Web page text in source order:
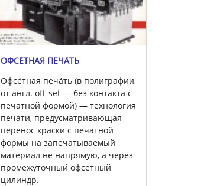
ОФСЕ́ТНАЯ ПЕЧА́ТЬ
Офсе́тная печа́ть (в полиграфии,
от англ. off-set — без контакта с
печатной формой) — технология
печати, предусматривающая
перенос краски с печатной
формы на запечатываемый
материал не напрямую, а через
промежуточный офсетный
цилиндр.